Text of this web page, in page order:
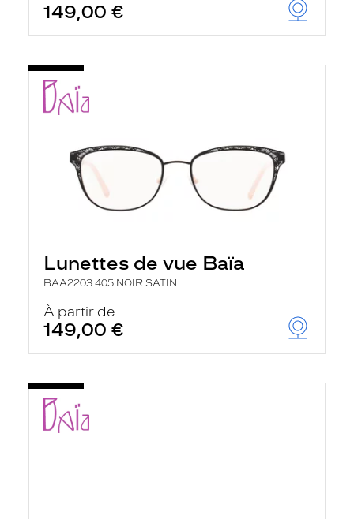
149,00 €
Lunettes de vue Baïa
BAA2203 405 NOIR SATIN
À partir de
149,00 €